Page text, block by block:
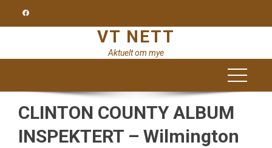
VT NETT
Aktuelt om mye
CLINTON COUNTY ALBUM
INSPEKTERT – Wilmington